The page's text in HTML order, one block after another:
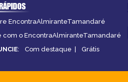
EncontraAlmiranteTamandaré
com o EncontraAlmiranteTamandaré
: Com destaque | Grátis